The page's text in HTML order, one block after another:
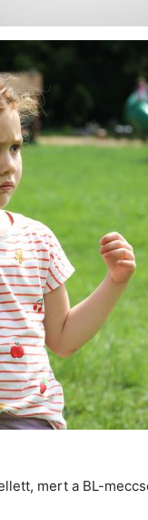
mert a BL-